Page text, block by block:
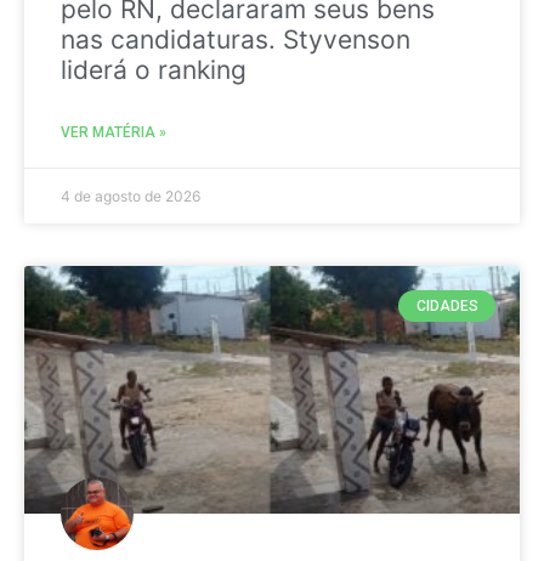
pelo RN, declararam seus bens
nas candidaturas. Styvenson
liderá o ranking
VER MATÉRIA »
4 de agosto de 2026
CIDADES